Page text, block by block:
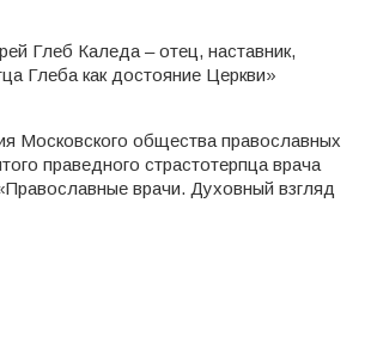
Глеб Каледа – отец, наставник,
Глеба как достояние Церкви»
Московского общества православных
праведного страстотерпца врача
врачи. Духовный взгляд